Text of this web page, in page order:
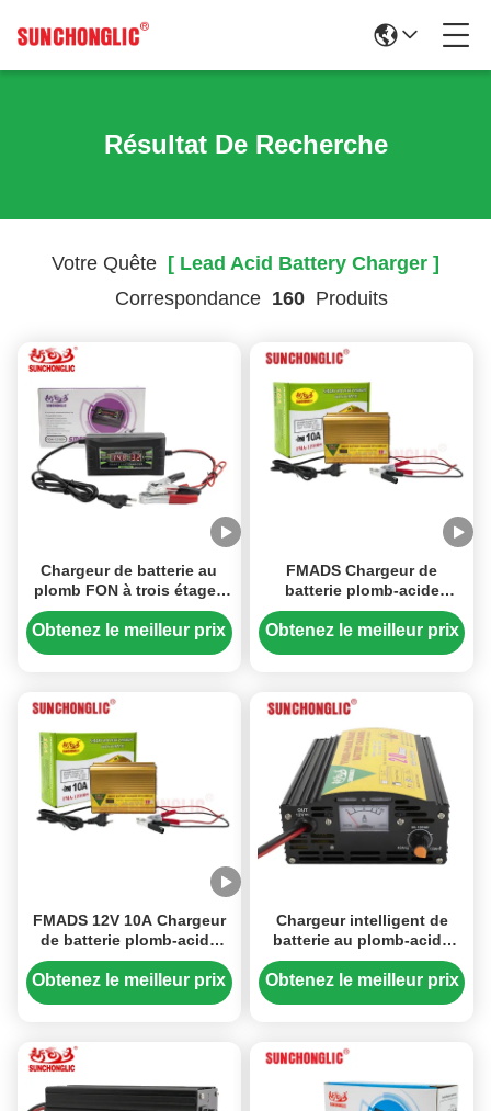
Résultat De Recherche
Votre Quête [ Lead Acid Battery Charger ]
Correspondance 160Produits
Chargeur de batterie au
plomb FON à trois étages
12V 10A avec entrée AC
150-250V, compatible avec
les batteries AGM et GEL
Obtenez le meilleur prix
FMADS Chargeur de
batterie plomb-acide
intelligent AGM/GEL en
trois étapes doté d'un
Obtenez le meilleur prix
FMADS 12V 10A Chargeur
de batterie plomb-acide
AGM/GEL à trois étapes
intelligent avec écran LED
Obtenez le meilleur prix
Chargeur intelligent de
batterie au plomb-acide
12V 20A, résistant à la
corrosion, avec mode de
Obtenez le meilleur prix